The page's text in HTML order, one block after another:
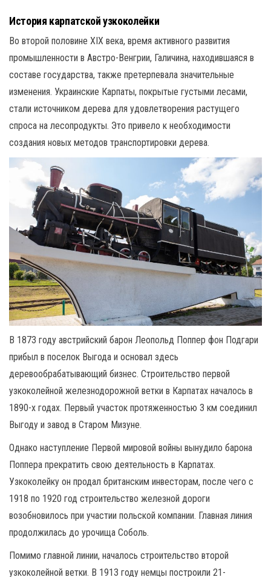
История карпатской узкоколейки
Во второй половине XIX века, время активного развития
промышленности в Австро-Венгрии, Галичина, находившаяся в
составе государства, также претерпевала значительные
изменения. Украинские Карпаты, покрытые густыми лесами,
стали источником дерева для удовлетворения растущего
спроса на лесопродукты. Это привело к необходимости
создания новых методов транспортировки дерева.
В 1873 году австрийский барон Леопольд Поппер фон Подгари
прибыл в поселок Выгода и основал здесь
деревообрабатывающий бизнес. Строительство первой
узкоколейной железнодорожной ветки в Карпатах началось в
1890-х годах. Первый участок протяженностью 3 км соединил
Выгоду и завод в Старом Мизуне.
Однако наступление Первой мировой войны вынудило барона
Поппера прекратить свою деятельность в Карпатах.
Узкоколейку он продал британским инвесторам, после чего с
1918 по 1920 год строительство железной дороги
возобновилось при участии польской компании. Главная линия
продолжилась до урочища Соболь.
Помимо главной линии, началось строительство второй
узкоколейной ветки. В 1913 году немцы построили 21-